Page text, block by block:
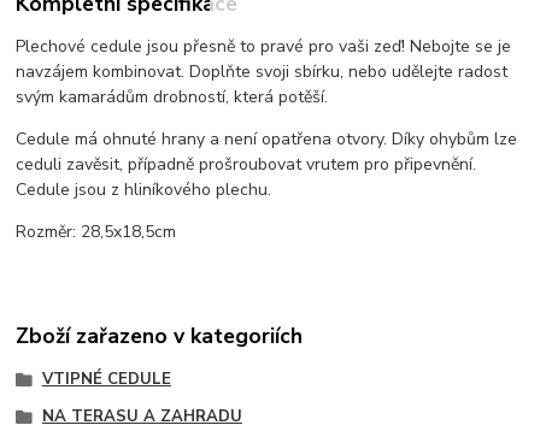
Plechové cedule jsou přesně to pravé pro vaši zeď! Nebojte se je
navzájem kombinovat. Doplňte svoji sbírku, nebo udělejte radost
svým kamarádům drobností, která potěší.
Cedule má ohnuté hrany a není opatřena otvory. Díky ohybům lze
ceduli zavěsit, případně prošroubovat vrutem pro připevnění.
Cedule jsou z hliníkového plechu.
Rozměr: 28,5x18,5cm
Zboží zařazeno v kategoriích
VTIPNÉ CEDULE
NA TERASU A ZAHRADU